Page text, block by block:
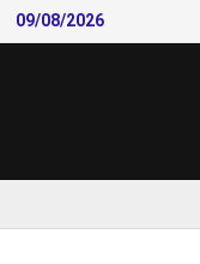
Skip
to
09/08/2026